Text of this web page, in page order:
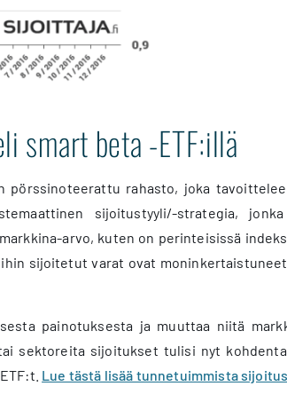
smart beta -ETF:illä
pörssinoteerattu rahasto, joka
sijoitustyyli/-strategia,
arvo, kuten on perinteisissä
sijoitetut varat ovat
painotuksesta ja muuttaa niitä
sektoreita sijoitukset tulisi nyt
Lue tästä lisää tunnetuimmista